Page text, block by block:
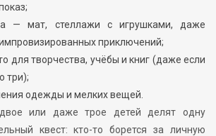
— мат, стеллажи с игрушками, даже
приключений;
для творчества, учёбы и книг (даже если
три);
одежды и мелких вещей.
или даже трое детей делят одну
квест: кто-то борется за личную